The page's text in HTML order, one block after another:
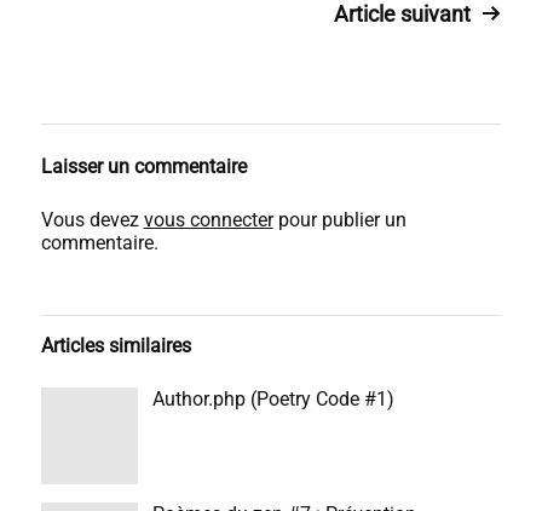
Article suivant
Laisser un commentaire
Vous devez vous connecterpour publier un
commentaire.
Articles similaires
Author.php (Poetry Code #1)